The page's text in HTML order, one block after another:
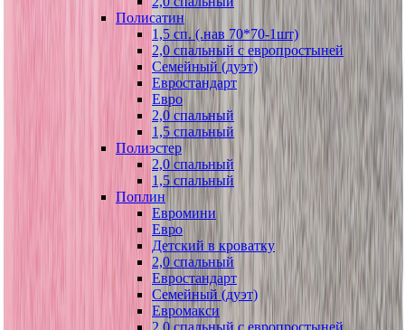
Полисатин
1,5 сп. (.нав 70*70-1шт)
2,0 спальный с европростыней
Семейный (дуэт)
Евростандарт
Евро
2,0 спальный
1,5 спальный
Полиэстер
2,0 спальный
1,5 спальный
Поплин
Евромини
Евро
Детский в кроватку
2,0 спальный
Евростандарт
Семейный (дуэт)
Евромакси